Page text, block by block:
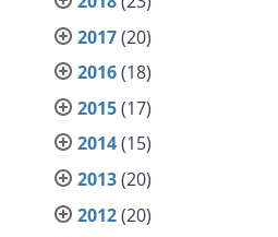
2017(20)
2016(18)
2015(17)
2014(15)
2013(20)
2012(20)